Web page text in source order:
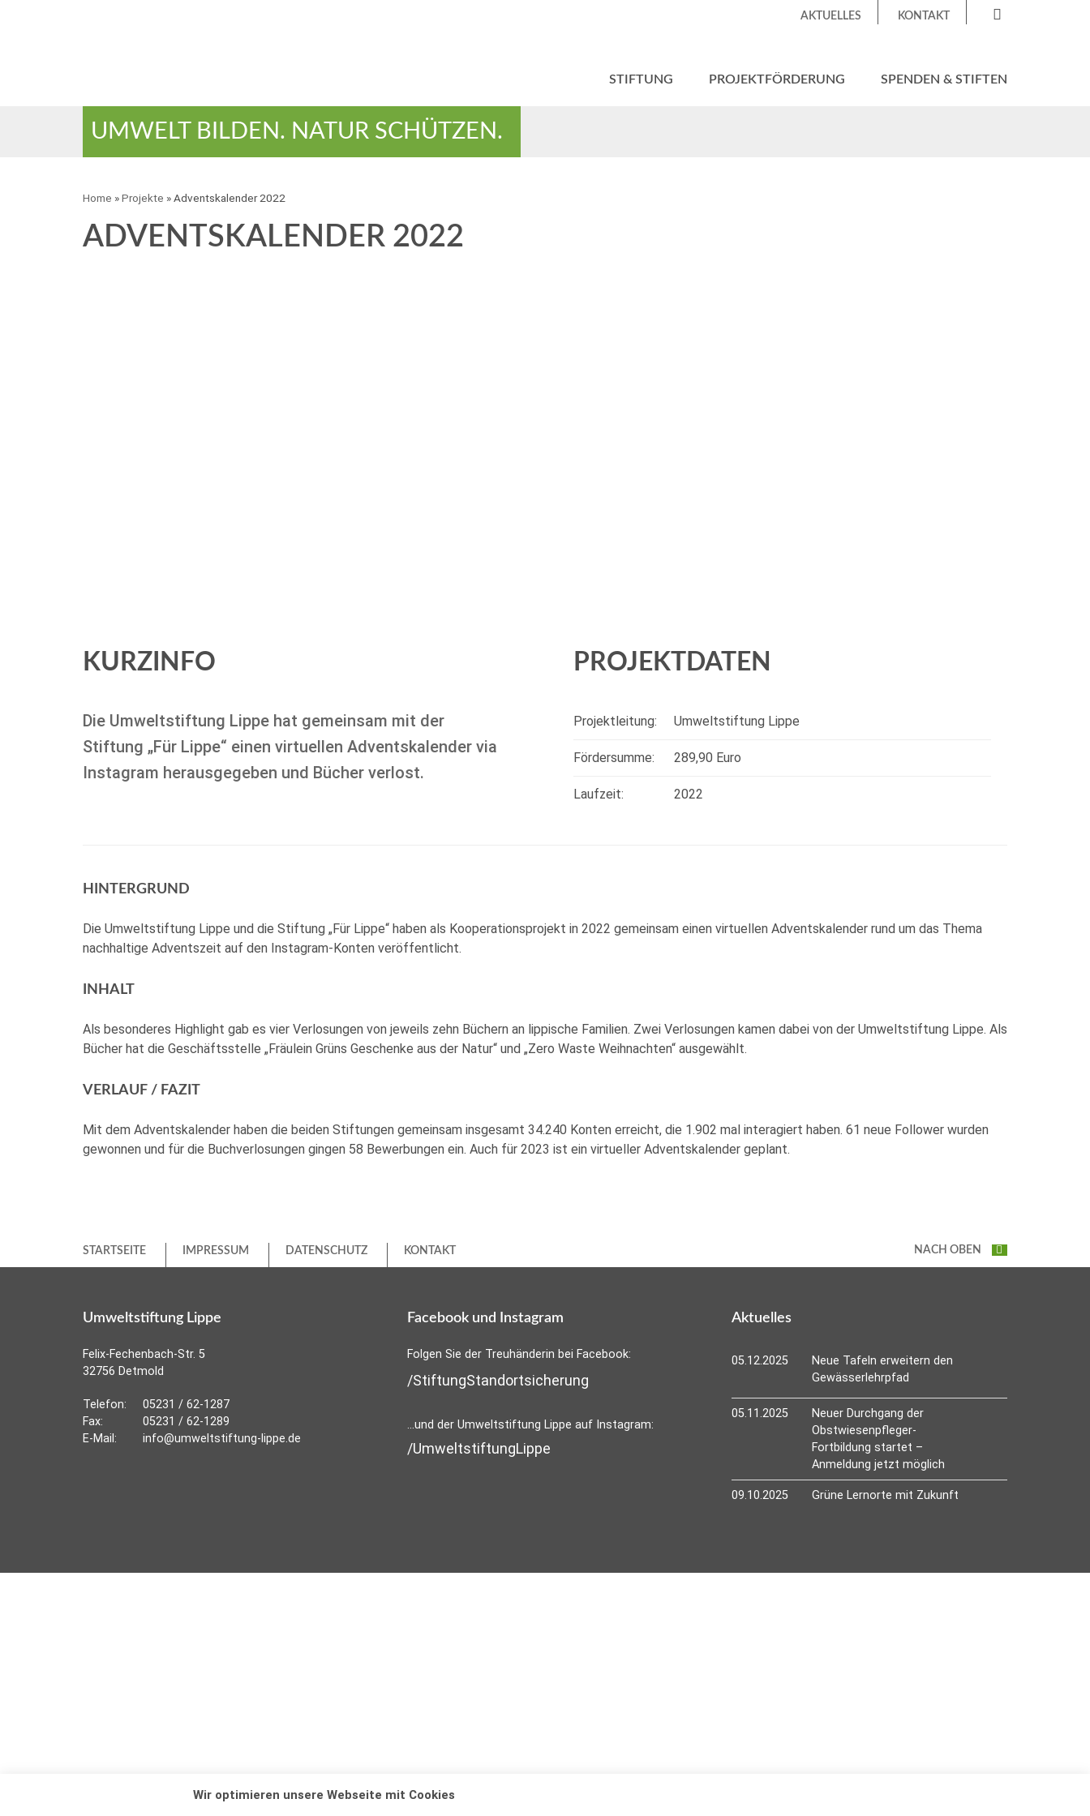
AKTUELLES KONTAKT
STIFTUNG PROJEKTFÖRDERUNG SPENDEN & STIFTEN
UMWELT BILDEN. NATUR SCHÜTZEN.
Home »Projekte »Adventskalender 2022
ADVENTSKALENDER 2022
KURZINFO
Die Umweltstiftung Lippe hat gemeinsam mit der
Stiftung „Für Lippe“ einen virtuellen Adventskalender via
Instagram herausgegeben und Bücher verlost.
PROJEKTDATEN
Projektleitung: Umweltstiftung Lippe
Fördersumme: 289,90 Euro
Laufzeit: 2022
HINTERGRUND
Die Umweltstiftung Lippe und die Stiftung „Für Lippe“ haben als Kooperationsprojekt in 2022 gemeinsam einen virtuellen Adventskalender rund um das Thema
nachhaltige Adventszeit auf den Instagram-Konten veröffentlicht.
INHALT
Als besonderes Highlight gab es vier Verlosungen von jeweils zehn Büchern an lippische Familien. Zwei Verlosungen kamen dabei von der Umweltstiftung Lippe. Als
Bücher hat die Geschäftsstelle „Fräulein Grüns Geschenke aus der Natur“ und „Zero Waste Weihnachten“ ausgewählt.
VERLAUF / FAZIT
Mit dem Adventskalender haben die beiden Stiftungen gemeinsam insgesamt 34.240 Konten erreicht, die 1.902 mal interagiert haben. 61 neue Follower wurden
gewonnen und für die Buchverlosungen gingen 58 Bewerbungen ein. Auch für 2023 ist ein virtueller Adventskalender geplant.
STARTSEITE IMPRESSUM DATENSCHUTZ KONTAKT NACH OBEN
Umweltstiftung Lippe
Felix-Fechenbach-Str. 5
32756 Detmold
Telefon:
05231 / 62-1287
Fax:
05231 / 62-1289
E-Mail:
info@umweltstiftung-lippe.de
Facebook und Instagram
Folgen Sie der Treuhänderin bei Facebook:
/StiftungStandortsicherung
...und der Umweltstiftung Lippe auf Instagram:
/UmweltstiftungLippe
Aktuelles
05.12.2025
Neue Tafeln erweitern den
Gewässerlehrpfad
05.11.2025
Neuer Durchgang der
Obstwiesenpfleger-
Fortbildung startet –
Anmeldung jetzt möglich
09.10.2025 Grüne Lernorte mit Zukunft
Wir optimieren unsere Webseite mit Cookies